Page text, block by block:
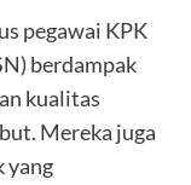
pegawai KPK
berdampak
kualitas
Mereka juga
yang